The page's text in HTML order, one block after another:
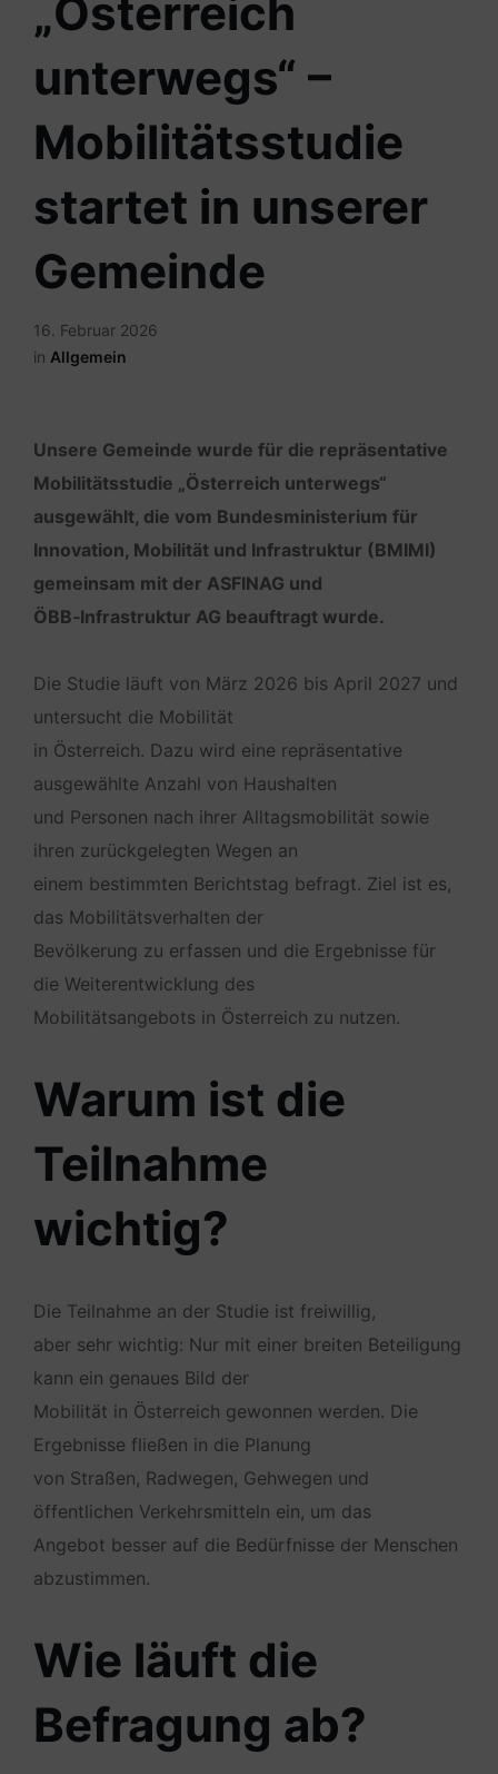
„Österreich
unterwegs“ –
Mobilitätsstudie
startet in unserer
Gemeinde
16. Februar 2026
in Allgemein
Unsere Gemeinde wurde für die repräsentative
Mobilitätsstudie „Österreich unterwegs“
ausgewählt, die vom Bundesministerium für
Innovation, Mobilität und Infrastruktur (BMIMI)
gemeinsam mit der ASFINAG und
ÖBB‑Infrastruktur AG beauftragt wurde.
Die Studie läuft von März 2026 bis April 2027 und
untersucht die Mobilität
in Österreich. Dazu wird eine repräsentative
ausgewählte Anzahl von Haushalten
und Personen nach ihrer Alltagsmobilität sowie
ihren zurückgelegten Wegen an
einem bestimmten Berichtstag befragt. Ziel ist es,
das Mobilitätsverhalten der
Bevölkerung zu erfassen und die Ergebnisse für
die Weiterentwicklung des
Mobilitätsangebots in Österreich zu nutzen.
Warum ist die
Teilnahme
wichtig?
Die Teilnahme an der Studie ist freiwillig,
aber sehr wichtig: Nur mit einer breiten Beteiligung
kann ein genaues Bild der
Mobilität in Österreich gewonnen werden. Die
Ergebnisse fließen in die Planung
von Straßen, Radwegen, Gehwegen und
öffentlichen Verkehrsmitteln ein, um das
Angebot besser auf die Bedürfnisse der Menschen
abzustimmen.
Wie läuft die
Befragung ab?